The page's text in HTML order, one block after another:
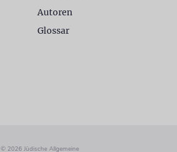
Autoren
Glossar
© 2026 Jüdische Allgemeine